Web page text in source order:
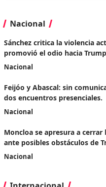
Nacional
Sánchez critica la violencia
promovió el odio hacia
Nacional
Feijóo y Abascal: sin
dos encuentros presenciales.
Nacional
Moncloa se apresura a cerrar
ante posibles obstáculos de
Nacional